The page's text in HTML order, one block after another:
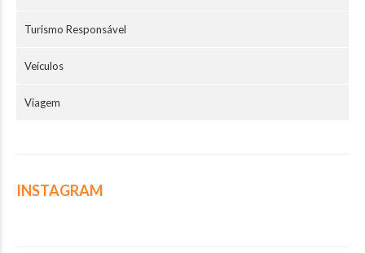
Turismo Responsável
Veículos
Viagem
INSTAGRAM